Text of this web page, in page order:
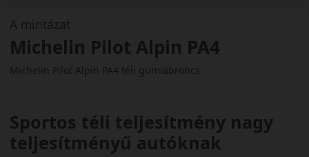
A mintázat
Michelin Pilot Alpin PA4
Michelin Pilot Alpin PA4 téli gumiabroncs
Sportos téli teljesítmény nagy
teljesítményű autóknak